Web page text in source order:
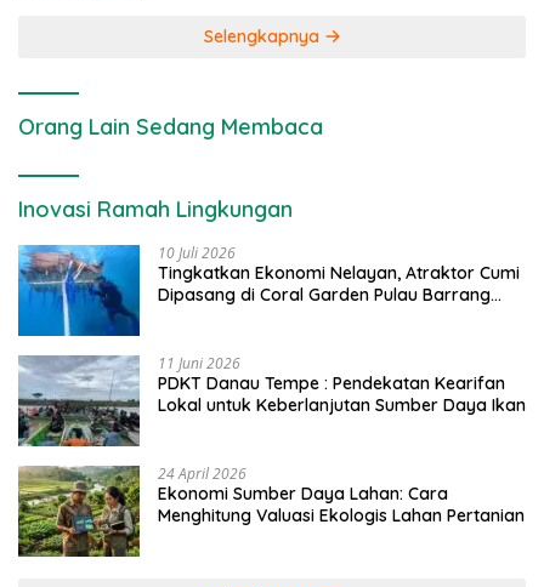
Selengkapnya
Orang Lain Sedang Membaca
Inovasi Ramah Lingkungan
10 Juli 2026
Tingkatkan Ekonomi Nelayan, Atraktor Cumi
Dipasang di Coral Garden Pulau Barrang
11 Juni 2026
PDKT Danau Tempe : Pendekatan Kearifan
Lokal untuk Keberlanjutan Sumber Daya Ikan
24 April 2026
Ekonomi Sumber Daya Lahan: Cara
Menghitung Valuasi Ekologis Lahan Pertanian